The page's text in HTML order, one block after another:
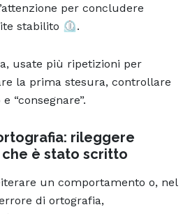
per concludere
stabilito ⏲️.
usate più ripetizioni per
la prima stesura, controllare
“consegnare”.
rileggere
è stato scritto
un comportamento o, nel
di ortografia,